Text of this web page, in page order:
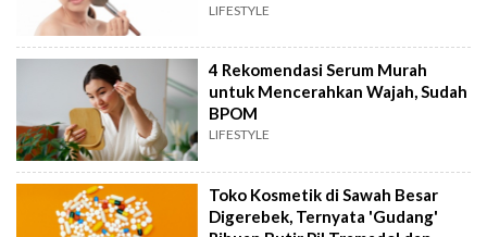
LIFESTYLE
4 Rekomendasi Serum Murah
untuk Mencerahkan Wajah, Sudah
BPOM
LIFESTYLE
Toko Kosmetik di Sawah Besar
Digerebek, Ternyata 'Gudang'